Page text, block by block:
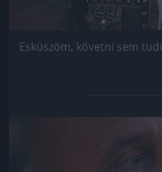
Esküszöm, követni sem
Jön